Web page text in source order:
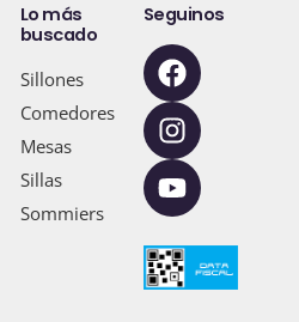
Lo más
buscado
Sillones
Comedores
Mesas
Sillas
Sommiers
Seguinos
F
a
c
e
b
o
o
k
I
n
s
t
a
g
r
a
m
Y
o
u
t
u
b
e